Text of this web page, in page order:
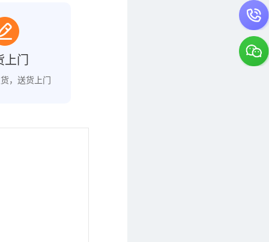
门
，送货上门